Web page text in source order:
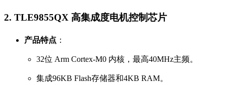
2. TLE9855QX 高集成度电机控制芯片
产品特点 ：
32位 Arm Cortex-M0 内核，最高40MHz主频。
集成96KB Flash存储器和4KB RAM。